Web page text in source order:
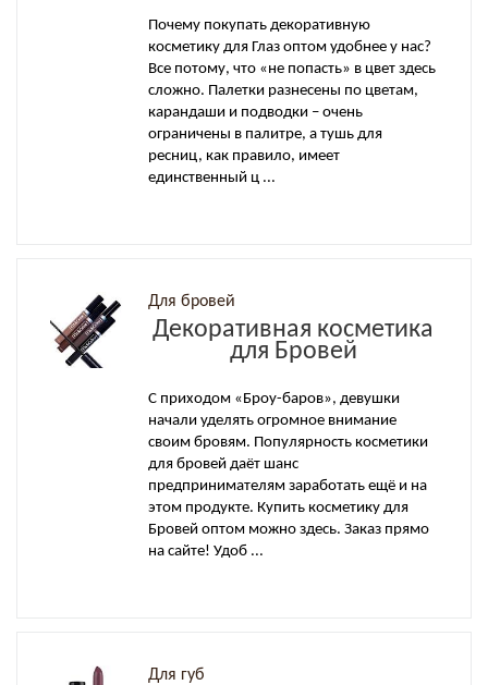
Почему покупать декоративную
косметику для Глаз оптом удобнее у нас?
Все потому, что «не попасть» в цвет здесь
сложно. Палетки разнесены по цветам,
карандаши и подводки – очень
ограничены в палитре, а тушь для
ресниц, как правило, имеет
единственный ц ...
Для бровей
Декоративная косметика
для Бровей
С приходом «Броу-баров», девушки
начали уделять огромное внимание
своим бровям. Популярность косметики
для бровей даёт шанс
предпринимателям заработать ещё и на
этом продукте. Купить косметику для
Бровей оптом можно здесь. Заказ прямо
на сайте! Удоб ...
Для губ